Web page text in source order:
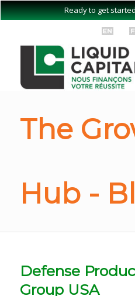
Ready to get
The
Hub -
Defense
Group USA